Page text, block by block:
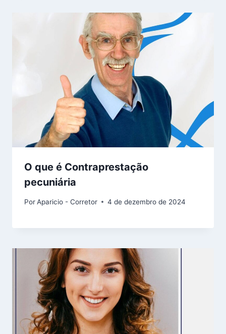
O que é Contraprestação
pecuniária
PorAparicio - Corretor 4 de dezembro de 2024